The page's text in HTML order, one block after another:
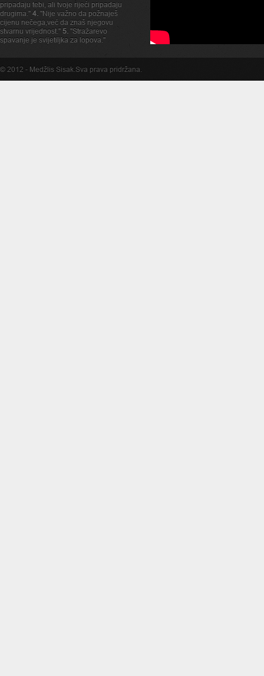
pripadaju tebi, ali tvoje rijeći pripadaju
drugima." 4. "Nije važno da požnaješ
cijenu nečega,već da znaš njegovu
stvarnu vrijednost." 5. "Stražarevo
spavanje je svijetiljka za lopova."
© 2012 - Medžlis Sisak.Sva prava pridržana.